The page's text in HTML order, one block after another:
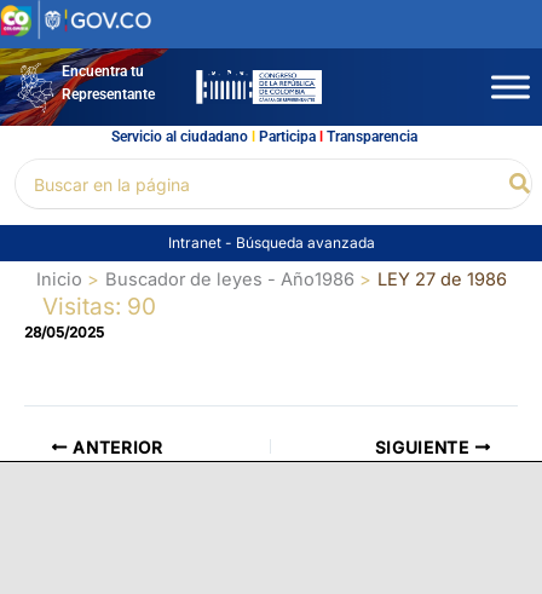
Ir
al
contenidoEncuentra tu
Representante
Servicio al ciudadano l Participal Transparencia
por:
Intranet - Búsqueda avanzada
Inicio Buscador de leyes - Año1986 LEY 27 de 1986
Visitas: 90
28/05/2025
ANTERIOR SIGUIENTE